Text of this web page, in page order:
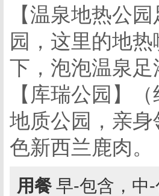
【温泉地热公
园，这里的地
下，泡泡温泉
【库瑞公园】
地质公园，亲
色新西兰鹿肉。
用餐 早-包含，中